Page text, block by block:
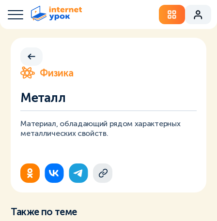
Физика
Металл
Материал, обладающий рядом характерных
металлических свойств.
Также по теме